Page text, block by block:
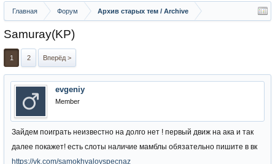
Главная Форум Архив старых тем / Archive
Samuray(KP)
1 2 Вперёд >
evgeniy
Member
Зайдем поиграть неизвестно на долго нет ! первый движ на ака и так
далее покажет! есть слоты наличие мамблы обязательно пишите в вк
https://vk.com/samokhvalovspecnaz